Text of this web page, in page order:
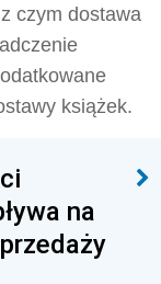
czym dostawa
książek.
na